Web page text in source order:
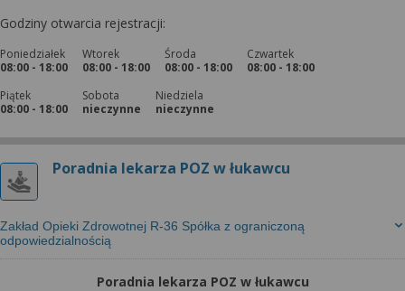
Godziny otwarcia rejestracji:
Poniedziałek
08:00 - 18:00
Wtorek
08:00 - 18:00
Środa
08:00 - 18:00
Czwartek
08:00 - 18:00
Piątek
08:00 - 18:00
Sobota
nieczynne
Niedziela
nieczynne
Poradnia lekarza POZ w łukawcu
Zakład Opieki Zdrowotnej R-36 Spółka z ograniczoną
odpowiedzialnością
Poradnia lekarza POZ w łukawcu